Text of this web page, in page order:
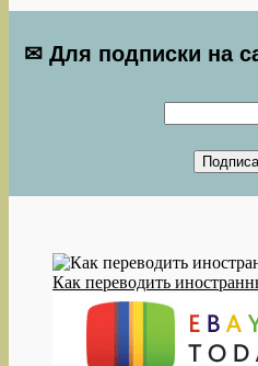
✉ Для подписки на
Как переводить